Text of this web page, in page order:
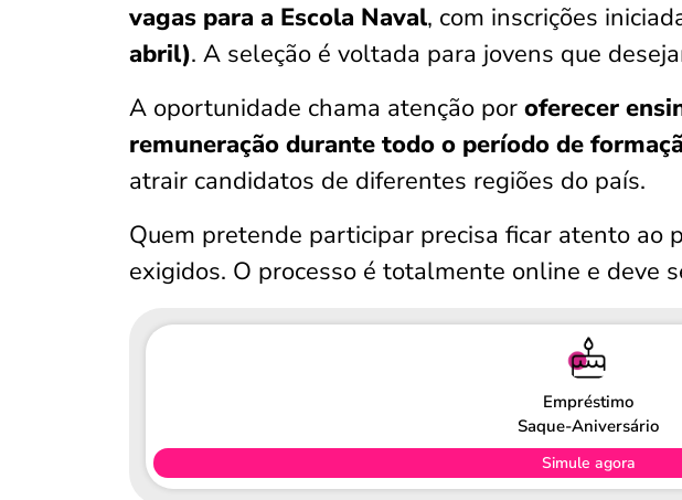
vagas para a Escola Naval, com inscrições
abril). A seleção é voltada para jovens que
A oportunidade chama atenção por oferecer
remuneração durante todo o período de
atrair candidatos de diferentes regiões do país.
Quem pretende participar precisa ficar atento ao
exigidos. O processo é totalmente online e deve
Empréstimo
Saque-Aniversário
Simule agora